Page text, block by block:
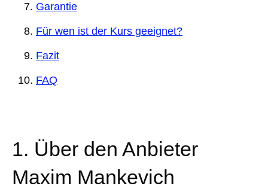
Garantie
Für wen ist der Kurs geeignet?
Fazit
FAQ
1. Über den Anbieter
Maxim Mankevich